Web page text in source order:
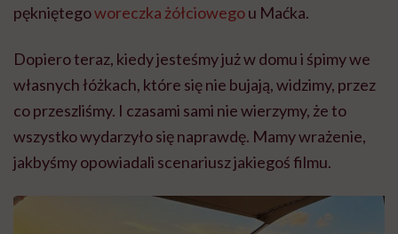
pękniętegoworeczka żółciowegou Maćka.
Dopiero teraz, kiedy jesteśmy już w domu i śpimy we
własnych łóżkach, które się nie bujają, widzimy, przez
co przeszliśmy. I czasami sami nie wierzymy, że to
wszystko wydarzyło się naprawdę. Mamy wrażenie,
jakbyśmy opowiadali scenariusz jakiegoś filmu.